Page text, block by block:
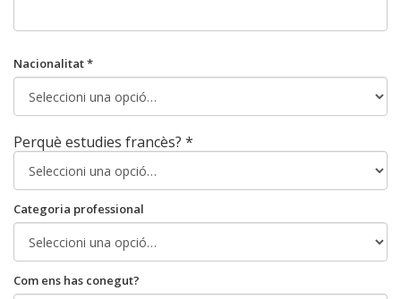
Nacionalitat *
Perquè estudies francès? *
Categoria professional
Com ens has conegut?